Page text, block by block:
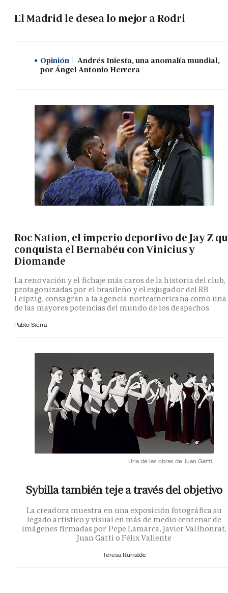
El Madrid le desea lo mejor a Rodri
Opinión
Andrés Iniesta, una anomalía mundial,
por Ángel Antonio Herrera
Roc Nation, el imperio deportivo de Jay Z
conquista el Bernabéu con Vinicius y
Diomande
La renovación y el fichaje más caros de la historia del club,
protagonizadas por el brasileño y el exjugador del RB
Leipzig, consagran a la agencia norteamericana como una
de las mayores potencias del mundo de los despachos
Pablo Sierra
Una de las obras de Juan Gatti.
Sybilla también teje a través del objetivo
La creadora muestra en una exposición fotográfica su
legado artístico y visual en más de medio centenar de
imágenes firmadas por Pepe Lamarca, Javier Vallhonrat,
Juan Gatti o Félix Valiente
Teresa Iturralde